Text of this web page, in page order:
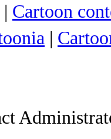
| Cartoon
|